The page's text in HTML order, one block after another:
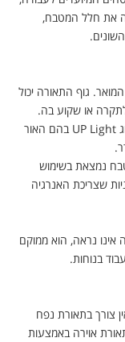
את חלל המטבח,
.
גוף התאורה יכול
לתקרה או שקוע בה.
UP Light בהם האור
.
נמצאת בשימוש
שצריכת האנרגיה
נראה, הוא ממוקם
בנוחות.
צורך בתאורת נפח
אוירה באמצעות